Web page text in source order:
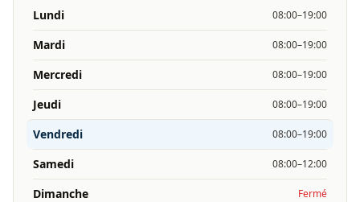
Lundi 08:00–19:00
Mardi 08:00–19:00
Mercredi 08:00–19:00
Jeudi 08:00–19:00
Vendredi 08:00–19:00
Samedi 08:00–12:00
Dimanche Fermé